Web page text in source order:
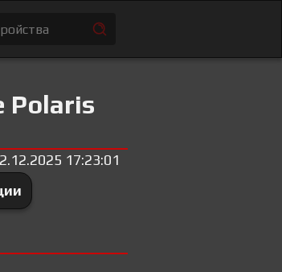
Polaris
17:23:01